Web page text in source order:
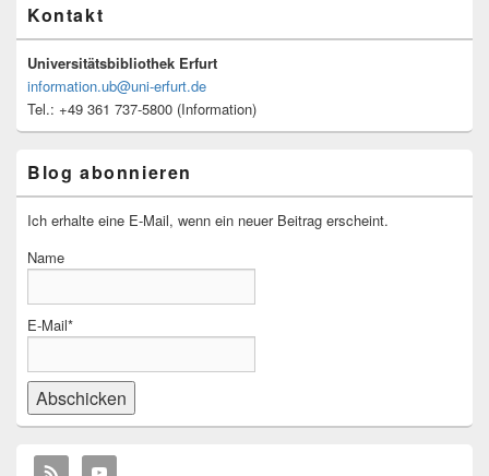
Kontakt
Universitätsbibliothek Erfurt
information.ub@uni-erfurt.de
Tel.: +49 361 737-5800 (Information)
Blog abonnieren
Ich erhalte eine E-Mail, wenn ein neuer Beitrag erscheint.
Name
E-Mail*